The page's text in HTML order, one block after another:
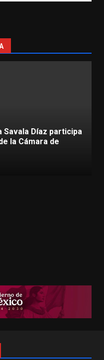
Cárdenas Rosalinda_Savala
de 500 mujeres